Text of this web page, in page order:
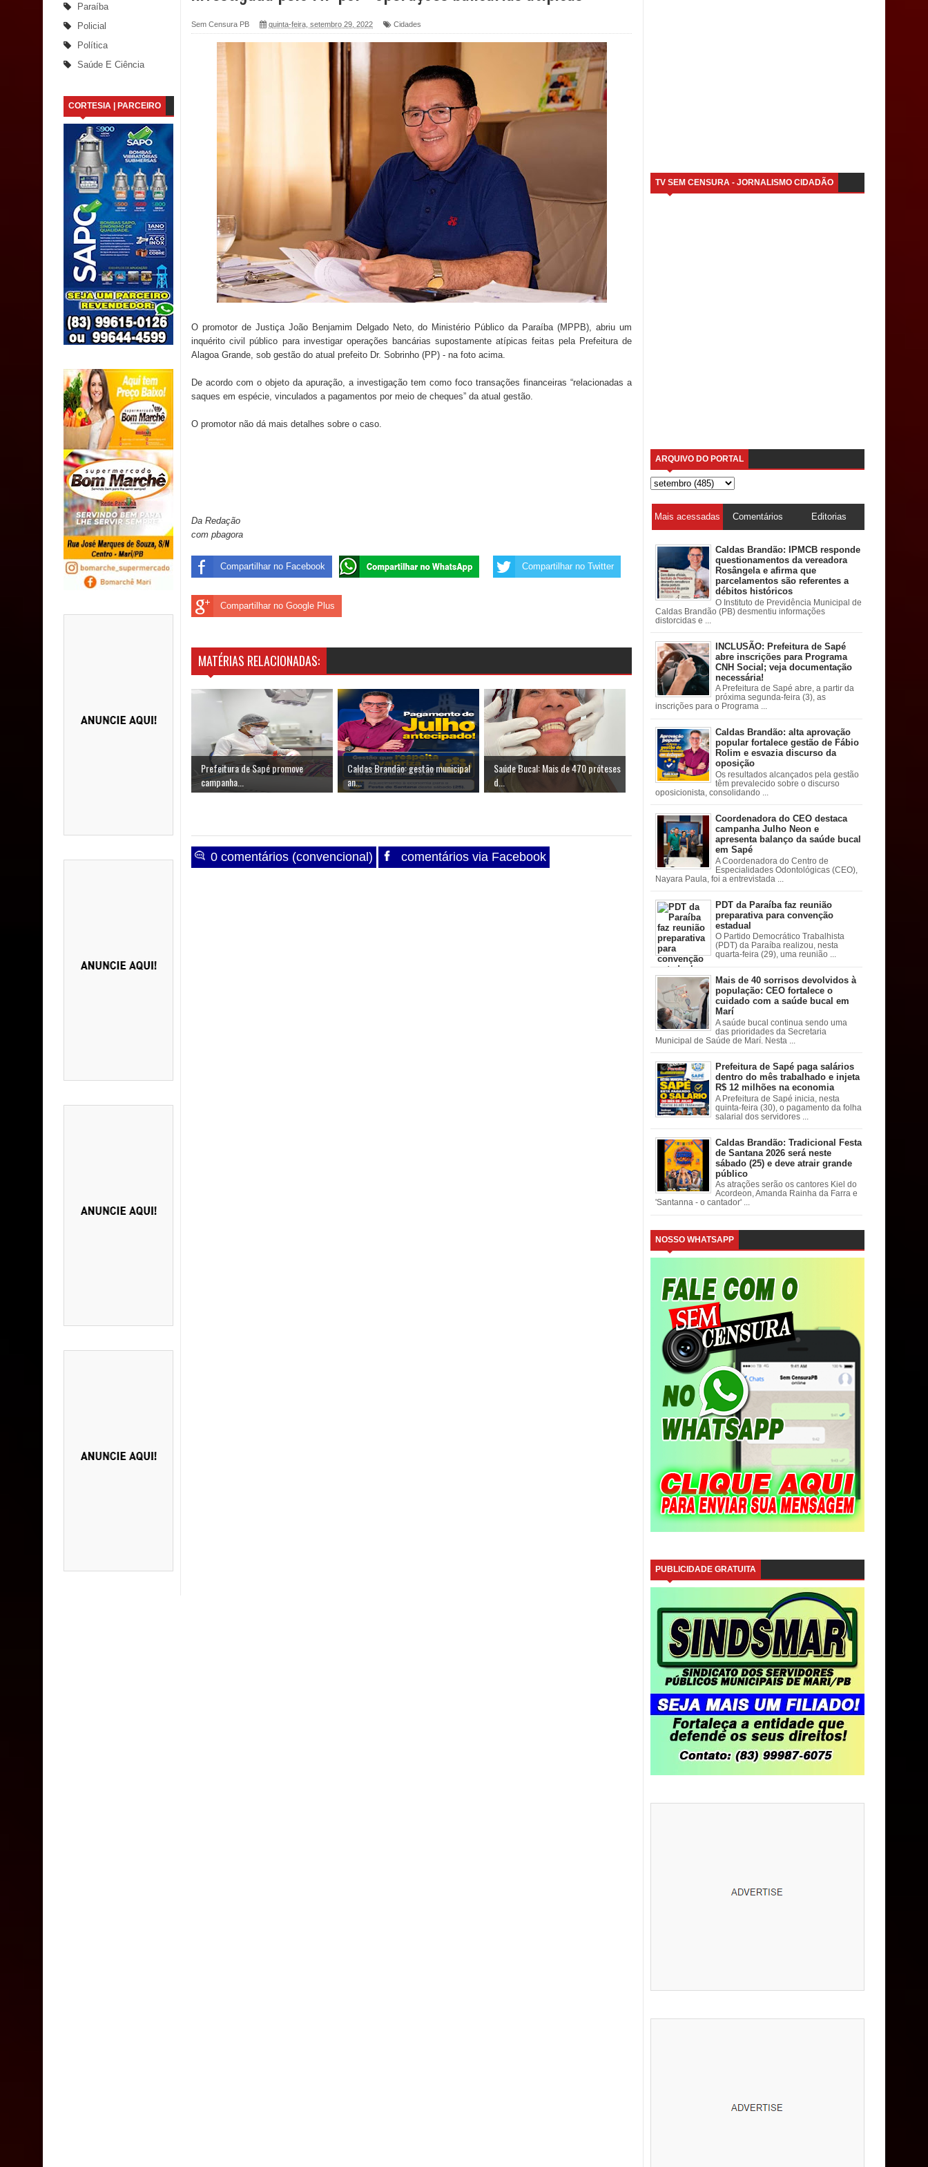
Caldas Brandão: Tradicional Festa de Santana 2026 será neste sábado (25) e deve atrair grande público
Nota de pesar: Câmara de Marí lamenta a morte da ex-vereadora Neta do Sindicato
Prefeito Major Sidnei busca em Brasília recursos para nova Casa de Acolhida e CRAS de Sapé
Denise Ribeiro toma posse no Diretório Nacional do PDT durante Convenção em Brasília
Dois Gigantes da Poesia Paraibana inspiram a IV FEIRA LITERÁRIA DO BREJO em Guarabira
Vereador Davyd Matias reúne cerca de 200 lideranças em apoio à pré-candidatura de Denise Ribeiro à
Assembleia Legislativa
Mari marca presença no maior evento de saúde pública do planeta com foco na qualificação dos serviços do
SUS
MULUNGU: Servidora revela Perseguição na Gestão de Daniella Ribeiro e prática repudiável revolta
população
Caldas Brandão: IPMCB responde questionamentos da vereadora Rosângela e afirma que parcelamentos
são referentes a débitos históricos
INCLUSÃO: Prefeitura de Sapé abre inscrições para Programa CNH Social; veja documentação necessária!
Caldas Brandão: alta aprovação popular fortalece gestão de Fábio Rolim e esvazia discurso da oposição
Paraíba
Policial
Política
Saúde E Ciência
CORTESIA | PARCEIRO
Sem Censura PB quinta-feira, setembro 29, 2022 Cidades
O promotor de Justiça João Benjamim Delgado Neto, do Ministério Público da Paraíba (MPPB), abriu um
inquérito civil público para investigar operações bancárias supostamente atípicas feitas pela Prefeitura de
Alagoa Grande, sob gestão do atual prefeito Dr. Sobrinho (PP) - na foto acima.
De acordo com o objeto da apuração, a investigação tem como foco transações financeiras “relacionadas a
saques em espécie, vinculados a pagamentos por meio de cheques” da atual gestão.
O promotor não dá mais detalhes sobre o caso.
Da Redação
com pbagora
Compartilhar no Facebook Compartilhar no Twitter
Compartilhar no Google Plus
MATÉRIAS RELACIONADAS:
Prefeitura de Sapé promove
campanha...
Caldas Brandão: gestão municipal
an...
Saúde Bucal: Mais de 470 próteses
d...
0 comentários (convencional) comentários via Facebook
TV SEM CENSURA - JORNALISMO CIDADÃO
ARQUIVO DO PORTAL
Mais acessadas Comentários Editorias
Caldas Brandão: IPMCB responde
questionamentos da vereadora
Rosângela e afirma que
parcelamentos são referentes a
débitos históricos
O Instituto de Previdência Municipal de
Caldas Brandão (PB) desmentiu informações
distorcidas e ...
INCLUSÃO: Prefeitura de Sapé
abre inscrições para Programa
CNH Social; veja documentação
necessária!
A Prefeitura de Sapé abre, a partir da
próxima segunda-feira (3), as
inscrições para o Programa ...
Caldas Brandão: alta aprovação
popular fortalece gestão de Fábio
Rolim e esvazia discurso da
oposição
Os resultados alcançados pela gestão
têm prevalecido sobre o discurso
oposicionista, consolidando ...
Coordenadora do CEO destaca
campanha Julho Neon e
apresenta balanço da saúde bucal
em Sapé
A Coordenadora do Centro de
Especialidades Odontológicas (CEO),
Nayara Paula, foi a entrevistada ...
PDT da Paraíba faz reunião
preparativa para convenção
estadual
O Partido Democrático Trabalhista
(PDT) da Paraíba realizou, nesta
quarta-feira (29), uma reunião ...
Mais de 40 sorrisos devolvidos à
população: CEO fortalece o
cuidado com a saúde bucal em
Marí
A saúde bucal continua sendo uma
das prioridades da Secretaria
Municipal de Saúde de Marí. Nesta ...
Prefeitura de Sapé paga salários
dentro do mês trabalhado e injeta
R$ 12 milhões na economia
A Prefeitura de Sapé inicia, nesta
quinta-feira (30), o pagamento da folha
salarial dos servidores ...
Caldas Brandão: Tradicional Festa
de Santana 2026 será neste
sábado (25) e deve atrair grande
público
As atrações serão os cantores Kiel do
Acordeon, Amanda Rainha da Farra e
'Santanna - o cantador' ...
NOSSO WHATSAPP
PUBLICIDADE GRATUITA